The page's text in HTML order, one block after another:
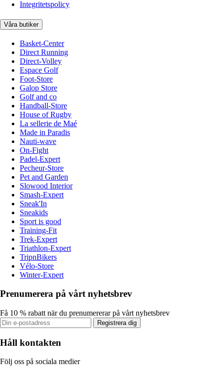
Integritetspolicy
Våra butiker
Basket-Center
Direct Running
Direct-Volley
Espace Golf
Foot-Store
Galop Store
Golf and co
Handball-Store
House of Rugby
La sellerie de Maé
Made in Paradis
Nauti-wave
On-Fight
Padel-Expert
Pecheur-Store
Pet and Garden
Slowood Interior
Smash-Expert
Sneak'In
Sneakids
Sport is good
Training-Fit
Trek-Expert
Triathlon-Expert
TripnBikers
Vélo-Store
Winter-Expert
Prenumerera på vårt nyhetsbrev
Få 10 % rabatt när du prenumererar på vårt nyhetsbrev
Registrera dig
Håll kontakten
Följ oss på sociala medier